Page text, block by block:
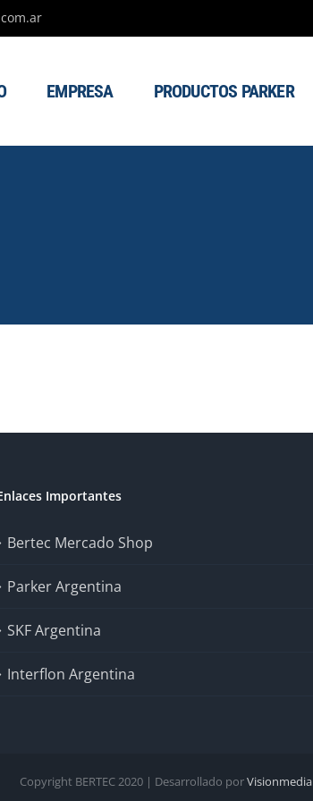
EMPRESA PRODUCTOS PARKER
Importantes
Bertec Mercado Shop
Parker Argentina
SKF Argentina
Interflon Argentina
Copyright BERTEC 2020 | Desarrollado porVisionmedia